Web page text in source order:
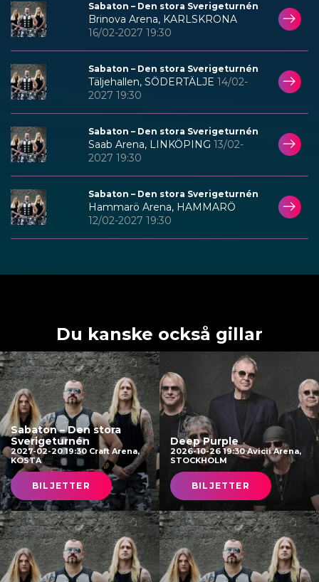
Sabaton – Den stora Sverigeturnén
Brinova Arena, KARLSKRONA
16/02-2027 19:30
Sabaton – Den stora Sverigeturnén
Täljehallen, SÖDERTÄLJE 14/02-
2027 19:30
Sabaton – Den stora Sverigeturnén
Saab Arena, LINKÖPING 13/02-
2027 19:30
Sabaton – Den stora Sverigeturnén
Hammarö Arena, HAMMARÖ
12/02-2027 19:30
Du kanske också gillar
Sabaton – Den stora
Sverigeturnén
2027-02-20 19:30 Craft Arena,
KOSTA
BILJETTER
Deep Purple
2026-10-26 19:30 Avicii Arena,
STOCKHOLM
BILJETTER